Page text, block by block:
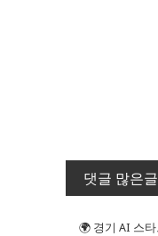
댓글 많은글